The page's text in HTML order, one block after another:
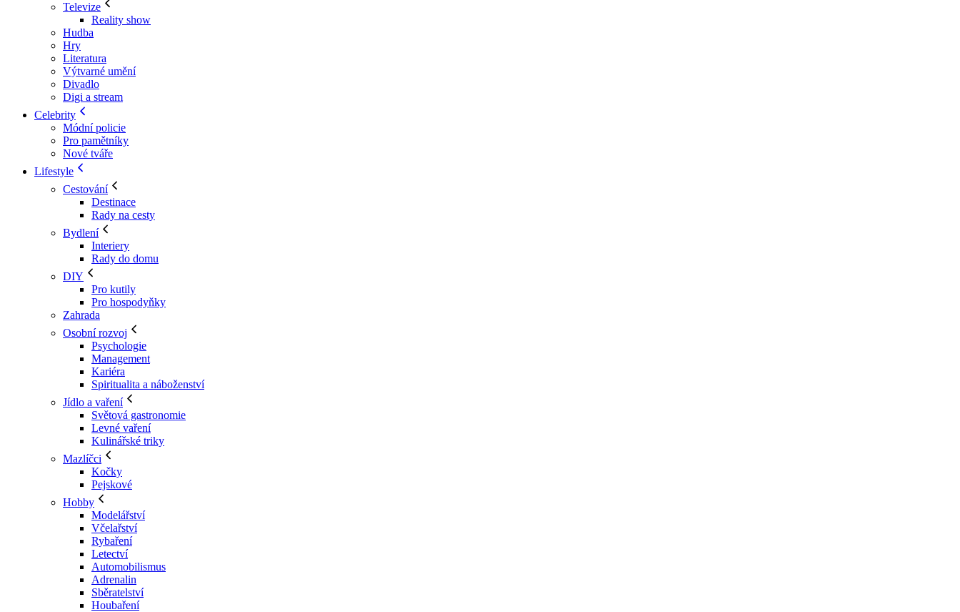
Televize
Reality show
Hudba
Hry
Literatura
Výtvarné umění
Divadlo
Digi a stream
Celebrity
Módní policie
Pro pamětníky
Nové tváře
Lifestyle
Cestování
Destinace
Rady na cesty
Bydlení
Interiery
Rady do domu
DIY
Pro kutily
Pro hospodyňky
Zahrada
Osobní rozvoj
Psychologie
Management
Kariéra
Spiritualita a náboženství
Jídlo a vaření
Světová gastronomie
Levné vaření
Kulinářské triky
Mazlíčci
Kočky
Pejskové
Hobby
Modelářství
Včelařství
Rybaření
Letectví
Automobilismus
Adrenalin
Sběratelství
Houbaření